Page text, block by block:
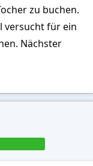
zu buchen.
versucht für ein
Nächster